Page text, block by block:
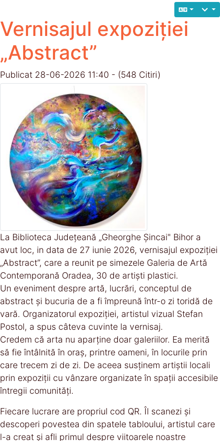
Vernisajul expoziției
„Abstract”
Publicat 28-06-2026 11:40 - (548 Citiri)
La Biblioteca Județeană „Gheorghe Șincai" Bihor a
avut loc, in data de 27 iunie 2026, vernisajul expoziției
„Abstract”, care a reunit pe simezele Galeria de Artă
Contemporană Oradea, 30 de artiști plastici.
Un eveniment despre artă, lucrări, conceptul de
abstract și bucuria de a fi împreună într-o zi toridă de
vară. Organizatorul expoziției, artistul vizual Stefan
Postol, a spus câteva cuvinte la vernisaj.
Credem că arta nu aparține doar galeriilor. Ea merită
să fie întâlnită în oraș, printre oameni, în locurile prin
care trecem zi de zi. De aceea susținem artiștii locali
prin expoziții cu vânzare organizate în spații accesibile
întregii comunități.
Fiecare lucrare are propriul cod QR. Îl scanezi și
descoperi povestea din spatele tabloului, artistul care
l-a creat și afli primul despre viitoarele noastre